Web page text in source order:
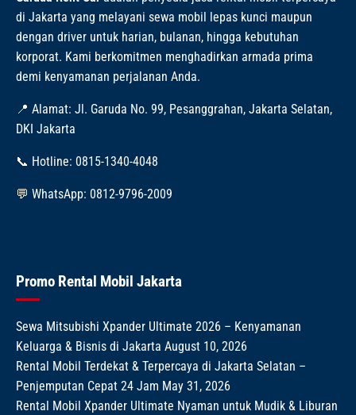
di Jakarta yang melayani sewa mobil lepas kunci maupun
dengan driver untuk harian, bulanan, hingga kebutuhan
korporat. Kami berkomitmen menghadirkan armada prima
demi kenyamanan perjalanan Anda.
📍 Alamat: Jl. Garuda No. 99, Pesanggrahan, Jakarta Selatan,
DKI Jakarta
📞 Hotline: 0815-1340-4048
💬 WhatsApp: 0812-9796-2009
Promo Rental Mobil Jakarta
Sewa Mitsubishi Xpander Ultimate 2026 – Kenyamanan
Keluarga & Bisnis di Jakarta August 10, 2026
Rental Mobil Terdekat & Terpercaya di Jakarta Selatan –
Penjemputan Cepat 24 Jam May 31, 2026
Rental Mobil Xpander Ultimate Nyaman untuk Mudik & Liburan